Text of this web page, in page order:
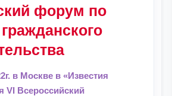
форум по
в Москве в «Известия
VI Всероссийский